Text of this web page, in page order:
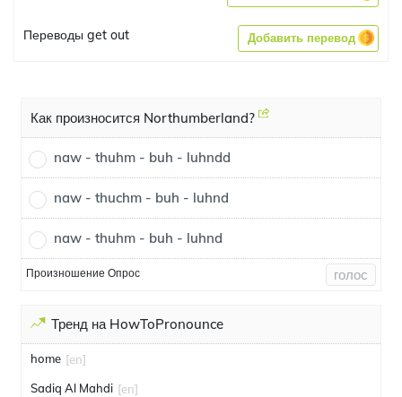
Переводы get out Добавить перевод
Как произносится Northumberland?
naw - thuhm - buh - luhndd
naw - thuchm - buh - luhnd
naw - thuhm - buh - luhnd
Произношение Опрос голос
Тренд на HowToPronounce
home [en]
Sadiq Al Mahdi [en]